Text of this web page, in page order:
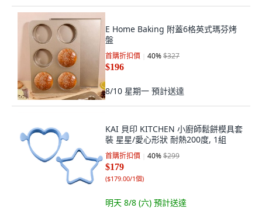
E Home Baking 附蓋6格英式瑪芬烤
盤
首購折扣價 40%$327
$196
8/10 星期一 預計送達
KAI 貝印 KITCHEN 小廚師鬆餅模具套
裝 星星/愛心形狀 耐熱200度, 1組
首購折扣價 40%$299
$179
($179.00/1個)
明天 8/8 (六) 預計送達